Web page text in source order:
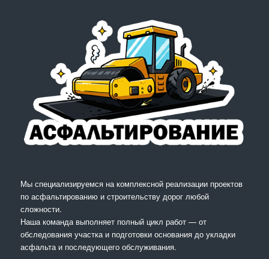
Мы специализируемся на комплексной реализации проектов
по асфальтированию и строительству дорог любой
сложности.
Наша команда выполняет полный цикл работ — от
обследования участка и подготовки основания до укладки
асфальта и последующего обслуживания.